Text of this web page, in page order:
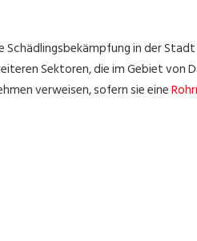
Schädlingsbekämpfung in der
Sektoren, die im Gebiet von
verweisen, sofern sie eine